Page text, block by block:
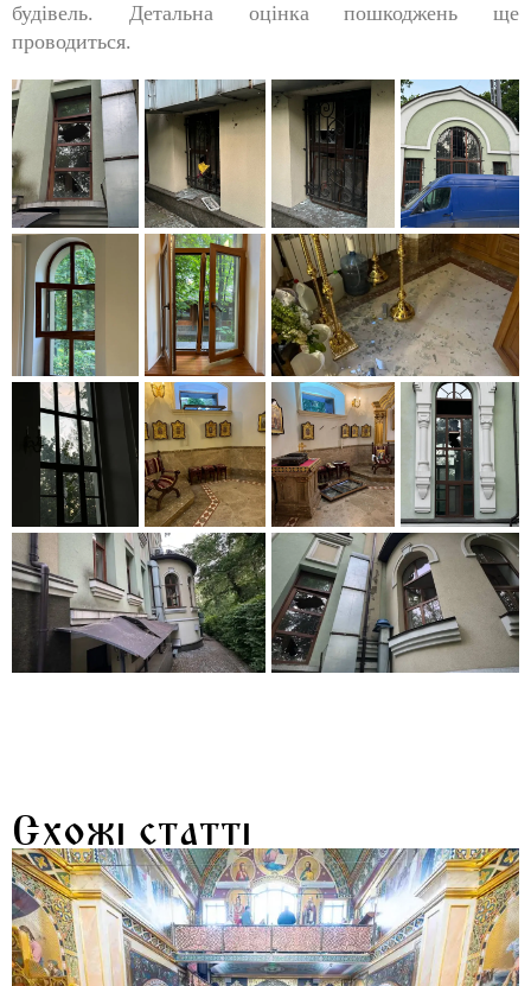
будівель. Детальна оцінка пошкоджень ще
проводиться.
Схожі статті